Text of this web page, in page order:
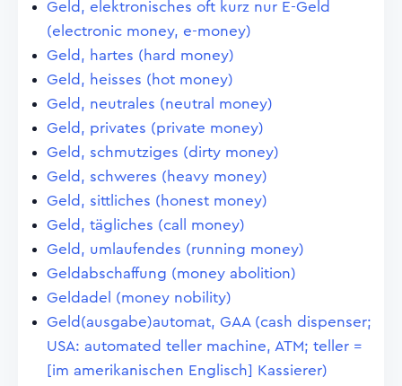
Geld, elektronisches oft kurz nur E-Geld
(electronic money, e-money)
Geld, hartes (hard money)
Geld, heisses (hot money)
Geld, neutrales (neutral money)
Geld, privates (private money)
Geld, schmutziges (dirty money)
Geld, schweres (heavy money)
Geld, sittliches (honest money)
Geld, tägliches (call money)
Geld, umlaufendes (running money)
Geldabschaffung (money abolition)
Geldadel (money nobility)
Geld(ausgabe)automat, GAA (cash dispenser;
USA: automated teller machine, ATM; teller =
[im amerikanischen Englisch] Kassierer)